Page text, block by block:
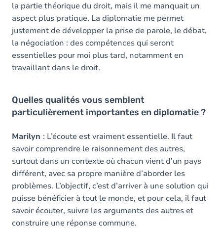
la partie théorique du droit, mais il me manquait un
aspect plus pratique. La diplomatie me permet
justement de développer la prise de parole, le débat,
la négociation : des compétences qui seront
essentielles pour moi plus tard, notamment en
travaillant dans le droit.
Quelles qualités vous semblent
particulièrement importantes en diplomatie ?
Marilyn : L’écoute est vraiment essentielle. Il faut
savoir comprendre le raisonnement des autres,
surtout dans un contexte où chacun vient d’un pays
différent, avec sa propre manière d’aborder les
problèmes. L’objectif, c’est d’arriver à une solution qui
puisse bénéficier à tout le monde, et pour cela, il faut
savoir écouter, suivre les arguments des autres et
construire une réponse commune.